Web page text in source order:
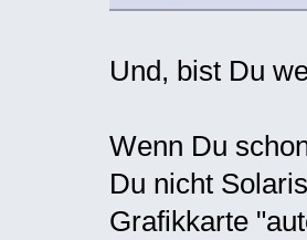
Und, bist Du
Wenn Du
Du nicht
Grafikkarte